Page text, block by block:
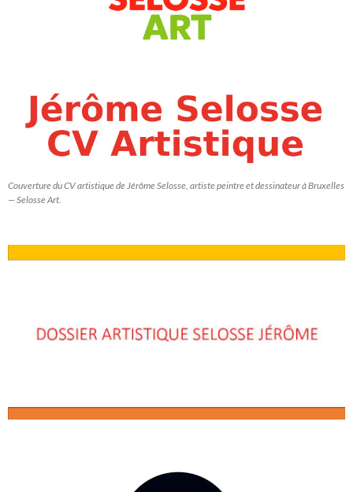
Couverture du CV artistique de Jérôme Selosse, artiste peintre et dessinateur à Bruxelles
— Selosse Art.